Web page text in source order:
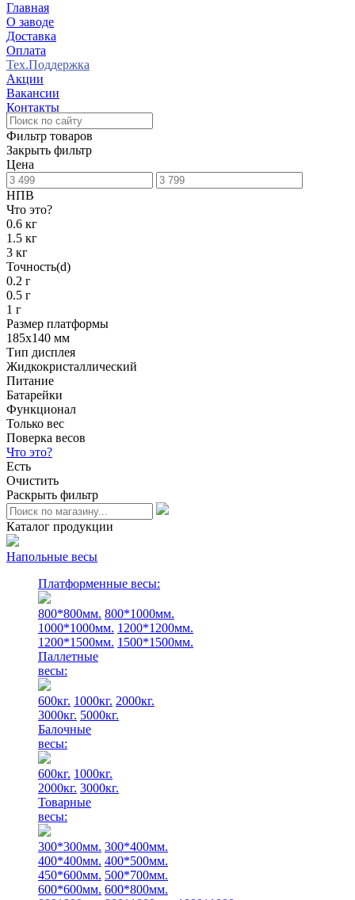
Главная
О заводе
Доставка
Оплата
Тех.Поддержка
Акции
Вакансии
Контакты
Фильтр товаров
Закрыть фильтр
Цена
НПВ
Что это?
0.6 кг
1.5 кг
3 кг
Точность(d)
0.2 г
0.5 г
1 г
Размер платформы
185х140 мм
Тип дисплея
Жидкокристаллический
Питание
Батарейки
Функционал
Только вес
Поверка весов
Что это?
Есть
Очистить
Раскрыть фильтр
Каталог продукции
Напольные весы
Платформенные весы:
800*800мм. 800*1000мм.
1000*1000мм. 1200*1200мм.
1200*1500мм. 1500*1500мм.
Паллетные
весы:
600кг. 1000кг. 2000кг.
3000кг. 5000кг.
Балочные
весы:
600кг. 1000кг.
2000кг. 3000кг.
Товарные
весы:
300*300мм. 300*400мм.
400*400мм. 400*500мм.
450*600мм. 500*700мм.
600*600мм. 600*800мм.
0